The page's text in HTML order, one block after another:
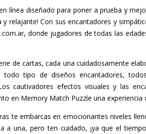
línea diseñado para poner a prueba y
relajante! Con sus encantadores y
donde jugadores de todas las
de cartas, cada una cuidadosamente
tipo de diseños encantadores,
cautivadores efectos visuales y las
en Memory Match Puzzle una experiencia
te embarcas en emocionantes niveles
a una, pero ten cuidado, ¡ya que el